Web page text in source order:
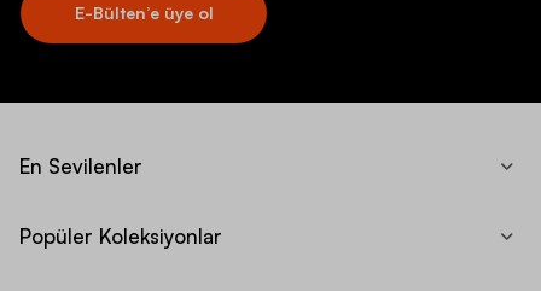
E-Bülten’e üye ol
En Sevilenler
Popüler Koleksiyonlar